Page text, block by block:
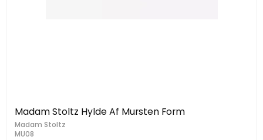
Madam Stoltz Hylde Af Mursten Form
Madam Stoltz
MU08